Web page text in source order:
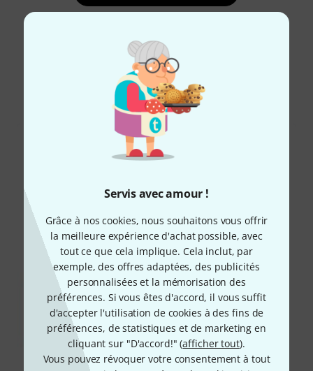
Servis avec amour !
Grâce à nos cookies, nous souhaitons vous offrir
la meilleure expérience d'achat possible, avec
tout ce que cela implique. Cela inclut, par
exemple, des offres adaptées, des publicités
personnalisées et la mémorisation des
préférences. Si vous êtes d'accord, il vous suffit
d'accepter l'utilisation de cookies à des fins de
préférences, de statistiques et de marketing en
cliquant sur "D'accord!" (afficher tout).
Vous pouvez révoquer votre consentement à tout
Le saviez-vous?
Téléchargements